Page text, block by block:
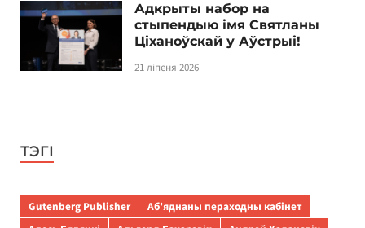
Адкрыты набор на
стыпендыю імя Святланы
Ціханоўскай у Аўстрыі!
21 ліпеня 2026
ТЭГІ
Gutenberg Publisher
Аб’яднаны пераходны кабінет